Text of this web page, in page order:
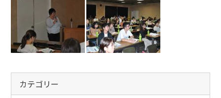
カテゴリー